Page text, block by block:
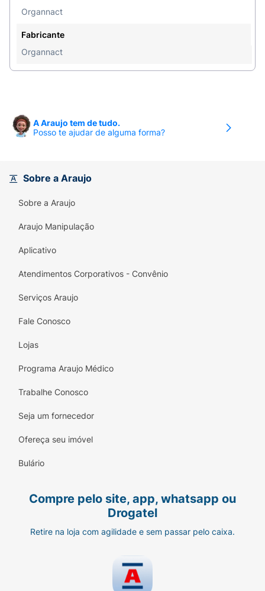
Organnact
Fabricante
Organnact
A Araujo tem de tudo.
Posso te ajudar de alguma forma?
Sobre a Araujo
Sobre a Araujo
Araujo Manipulação
Aplicativo
Atendimentos Corporativos - Convênio
Serviços Araujo
Fale Conosco
Lojas
Programa Araujo Médico
Trabalhe Conosco
Seja um fornecedor
Ofereça seu imóvel
Bulário
Compre pelo site, app, whatsapp ou
Drogatel
Retire na loja com agilidade e sem passar pelo caixa.